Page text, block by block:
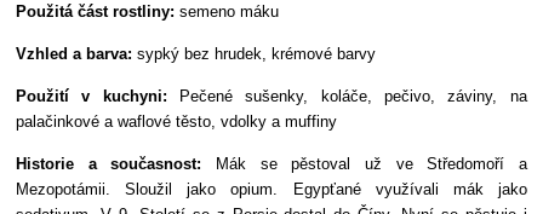
Použitá část rostliny: semeno máku
Vzhled a barva: sypký bez hrudek, krémové barvy
Použití v kuchyni: Pečené sušenky, koláče, pečivo, záviny, na
palačinkové a waflové těsto, vdolky a muffiny
Historie a současnost: Mák se pěstoval už ve Středomoří a
Mezopotámii. Sloužil jako opium. Egypťané využívali mák jako